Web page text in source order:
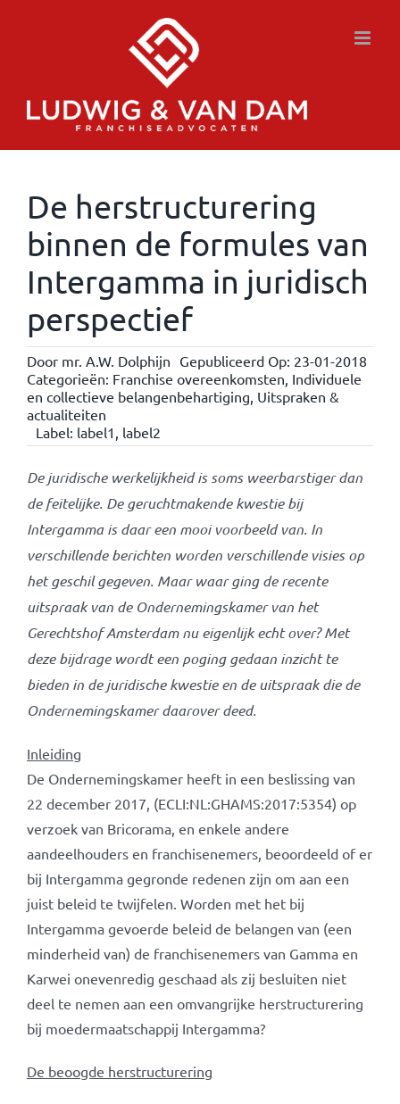
De herstructurering
binnen de formules van
Intergamma in juridisch
perspectief
Door mr. A.W. Dolphijn Gepubliceerd Op: 23-01-2018
Categorieën: Franchise overeenkomsten, Individuele
en collectieve belangenbehartiging, Uitspraken &
actualiteiten
Label: label1 , label2
De juridische werkelijkheid is soms weerbarstiger dan
de feitelijke. De geruchtmakende kwestie bij
Intergamma is daar een mooi voorbeeld van. In
verschillende berichten worden verschillende visies op
het geschil gegeven. Maar waar ging de recente
uitspraak van de Ondernemingskamer van het
Gerechtshof Amsterdam nu eigenlijk echt over? Met
deze bijdrage wordt een poging gedaan inzicht te
bieden in de juridische kwestie en de uitspraak die de
Ondernemingskamer daarover deed.
Inleiding
De Ondernemingskamer heeft in een beslissing van
22 december 2017, (ECLI:NL:GHAMS:2017:5354) op
verzoek van Bricorama, en enkele andere
aandeelhouders en franchisenemers, beoordeeld of er
bij Intergamma gegronde redenen zijn om aan een
juist beleid te twijfelen. Worden met het bij
Intergamma gevoerde beleid de belangen van (een
minderheid van) de franchisenemers van Gamma en
Karwei onevenredig geschaad als zij besluiten niet
deel te nemen aan een omvangrijke herstructurering
bij moedermaatschappij Intergamma?
De beoogde herstructurering